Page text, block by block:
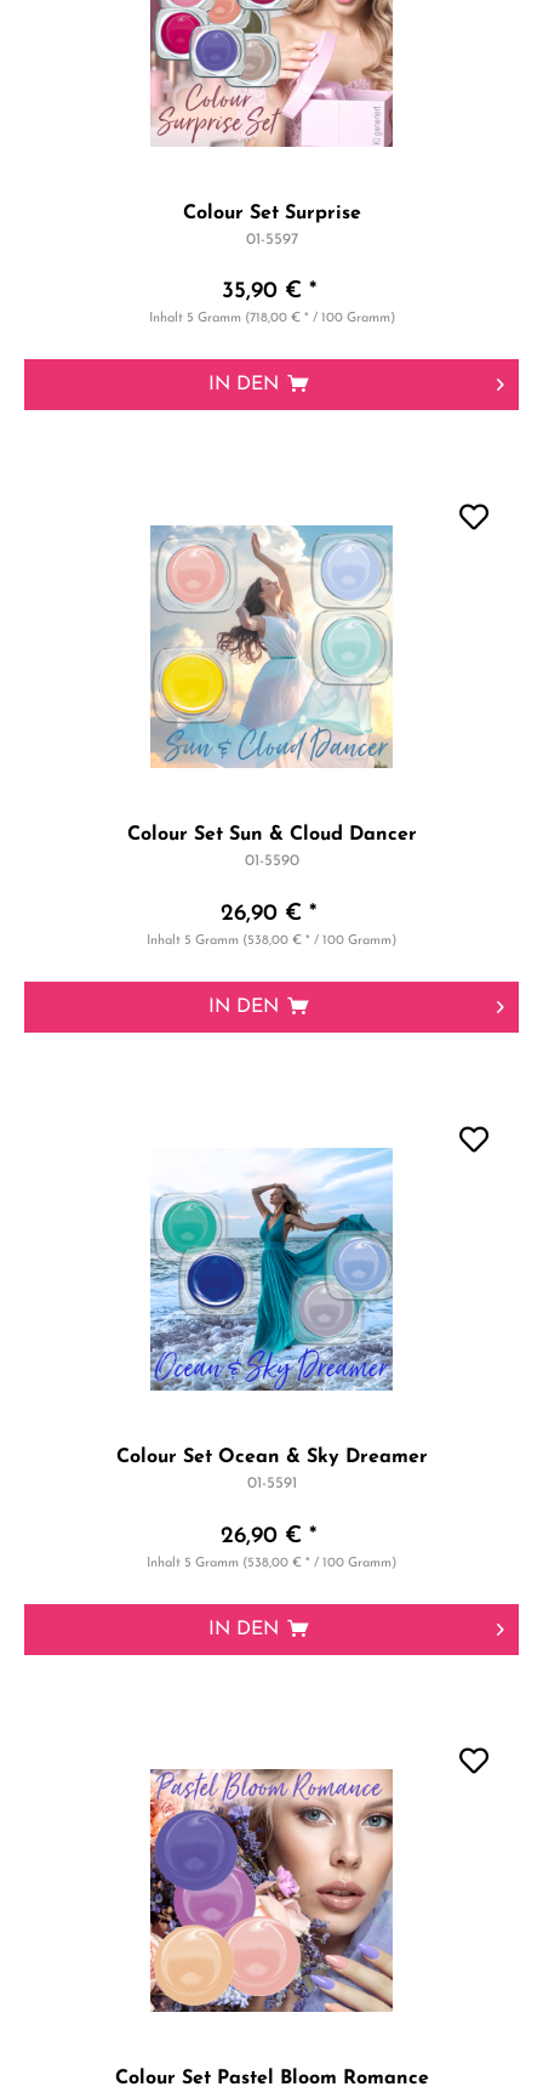
Colour Set Surprise
01-5597
35,90 € *
Inhalt 5 Gramm (718,00 € * / 100 Gramm)
IN DEN
Colour Set Sun & Cloud Dancer
01-5590
26,90 € *
Inhalt 5 Gramm (538,00 € * / 100 Gramm)
IN DEN
Colour Set Ocean & Sky Dreamer
01-5591
26,90 € *
Inhalt 5 Gramm (538,00 € * / 100 Gramm)
IN DEN
Colour Set Pastel Bloom Romance